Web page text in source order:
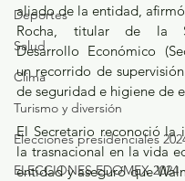
Deportes
Salud
Clima
Turismo y diversión
Elecciones presidenciales
ELECCIONES EDOMEX 2024
aliado de la entidad,
Rocha, titular de la
Desarrollo Económico
un recorrido de
de seguridad e higiene de
El Secretario reconoció la
la trasnacional en la vida
entidad y aseguró que